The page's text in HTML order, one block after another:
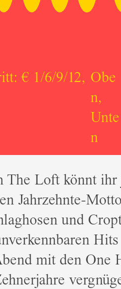
€ 1/6/9/12, Obe
n,
Unte
n
The Loft könnt ihr
Jahrzehnte-
und
mit den One